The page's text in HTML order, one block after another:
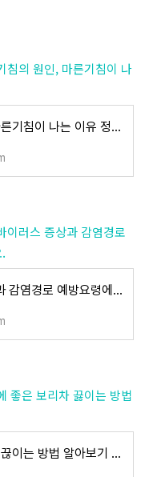
침의 원인, 마른기침이 나
마른기침의 원인, 마른기침이 나는 이유 정리 추천
러스 증상과 감염경로
노로바이러스 증상과 감염경로 예방요령에 대해 알아보고 주의하세요.
좋은 보리차 끓이는 방법
당뇨에 좋은 보리차 끊이는 방법 알아보기 추천 정리